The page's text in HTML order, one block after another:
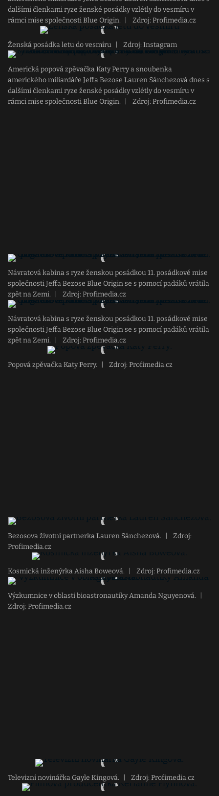
dalšími členkami ryze ženské posádky vzlétly do vesmíru v
rámci mise společnosti Blue Origin.
Zdroj: Profimedia.cz
Ženská posádka letu do vesmíru Zdroj: Instagram
Americká popová zpěvačka Katy Perry a snoubenka
amerického miliardáře Jeffa Bezose Lauren Sánchezová dnes s
dalšími členkami ryze ženské posádky vzlétly do vesmíru v
rámci mise společnosti Blue Origin.
Zdroj: Profimedia.cz
Návratová kabina s ryze ženskou posádkou 11. posádkové mise
společnosti Jeffa Bezose Blue Origin se s pomocí padáků vrátila
zpět na Zemi.
Zdroj: Profimedia.cz
Návratová kabina s ryze ženskou posádkou 11. posádkové mise
společnosti Jeffa Bezose Blue Origin se s pomocí padáků vrátila
zpět na Zemi.
Zdroj: Profimedia.cz
Popová zpěvačka Katy Perry. Zdroj: Profimedia.cz
Bezosova životní partnerka Lauren Sánchezová.
Zdroj:
Profimedia.cz
Kosmická inženýrka Aisha Boweová. Zdroj: Profimedia.cz
Výzkumnice v oblasti bioastronautiky Amanda Nguyenová.
Zdroj: Profimedia.cz
Televizní novinářka Gayle Kingová. Zdroj: Profimedia.cz